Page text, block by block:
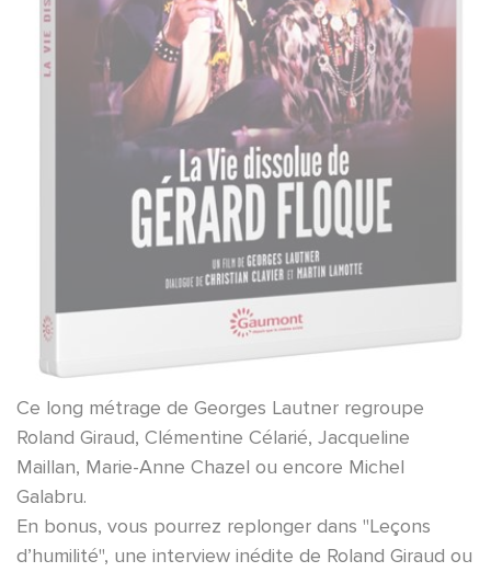
Ce long métrage de Georges Lautner regroupe
Roland Giraud, Clémentine Célarié, Jacqueline
Maillan, Marie-Anne Chazel ou encore Michel
Galabru.
En bonus, vous pourrez replonger dans "Leçons
d’humilité", une interview inédite de Roland Giraud ou